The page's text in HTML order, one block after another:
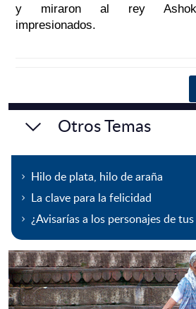
y miraron al rey Ashoka
impresionados.
Otros Temas
Hilo de plata, hilo de araña
La clave para la felicidad
¿Avisarías a los personajes de